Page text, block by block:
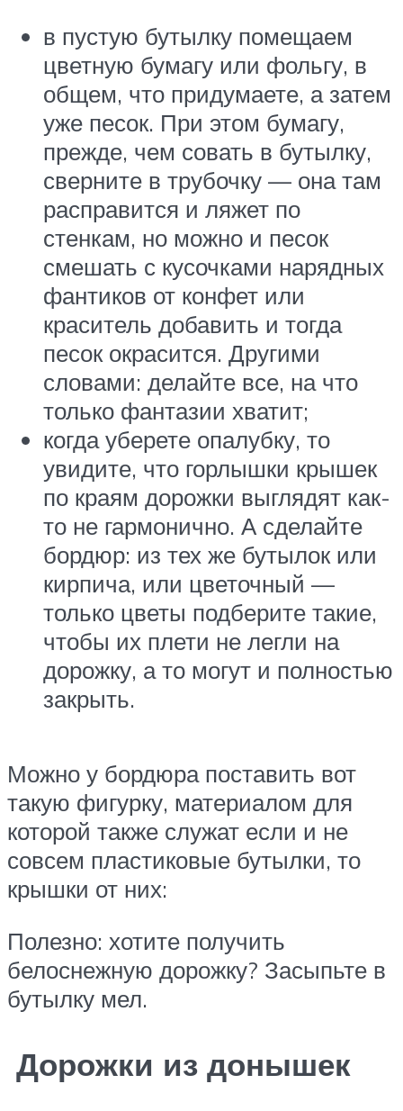
в пустую бутылку помещаем
цветную бумагу или фольгу, в
общем, что придумаете, а затем
уже песок. При этом бумагу,
прежде, чем совать в бутылку,
сверните в трубочку — она там
расправится и ляжет по
стенкам, но можно и песок
смешать с кусочками нарядных
фантиков от конфет или
краситель добавить и тогда
песок окрасится. Другими
словами: делайте все, на что
только фантазии хватит;
когда уберете опалубку, то
увидите, что горлышки крышек
по краям дорожки выглядят как-
то не гармонично. А сделайте
бордюр: из тех же бутылок или
кирпича, или цветочный —
только цветы подберите такие,
чтобы их плети не легли на
дорожку, а то могут и полностью
закрыть.
Можно у бордюра поставить вот
такую фигурку, материалом для
которой также служат если и не
совсем пластиковые бутылки, то
крышки от них:
Полезно: хотите получить
белоснежную дорожку? Засыпьте в
бутылку мел.
Дорожки из донышек